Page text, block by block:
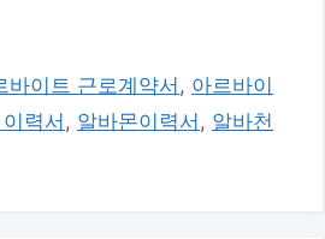
바이트 근로계약서 , 아르바이
력서 , 알바몬이력서 , 알바천